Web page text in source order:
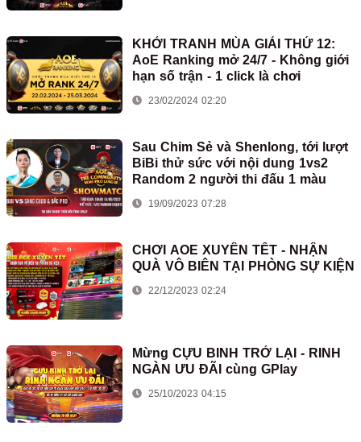
KHỞI TRANH MÙA GIẢI THỨ 12:
AoE Ranking mở 24/7 - Không giới
hạn số trận - 1 click là chơi
23/02/2024 02:20
Sau Chim Sẻ và Shenlong, tới lượt
BiBi thử sức với nội dung 1vs2
Random 2 người thi đấu 1 màu
19/09/2023 07:28
CHƠI AOE XUYÊN TẾT - NHẬN
QUÀ VÔ BIÊN TẠI PHÒNG SỰ KIỆN
22/12/2023 02:24
Mừng CỰU BINH TRỞ LẠI - RINH
NGÀN ƯU ĐÃI cùng GPlay
25/10/2023 04:15